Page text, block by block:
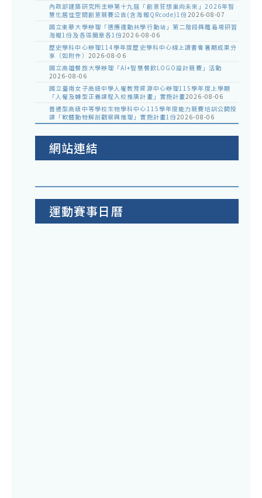
內政部建築研究所主辦第十九屆「創意狂想巢向未來」2026年智
慧化居住空間創意競賽公告(含海報QRcode)1份2026-08-07
國立東華大學辦理「適應運動共學行動站」第二階段與離島場研習
海報1份及各區簡章各1份2026-08-06
歷史學科中心辦理114學年度歷史學科中心線上讀書會暑期成果分
享（如附件） 2026-08-06
國立高雄餐旅大學辦理「AI+智慧餐飲LOGO設計競賽」活動
2026-08-06
國立臺南女子高級中學人權教育資源中心辦理115學年度上學期
「人權及轉型正義課程入校推廣計畫」實施計畫2026-08-06
普通型高級中等學校生物學科中心115學年度能力競賽培訓公開授
課「軟體動物解剖觀察與推理」實施計畫1份2026-08-06
網站連結
運動賽事日曆